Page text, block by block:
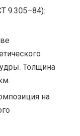
9.305–84):
Толщина
на